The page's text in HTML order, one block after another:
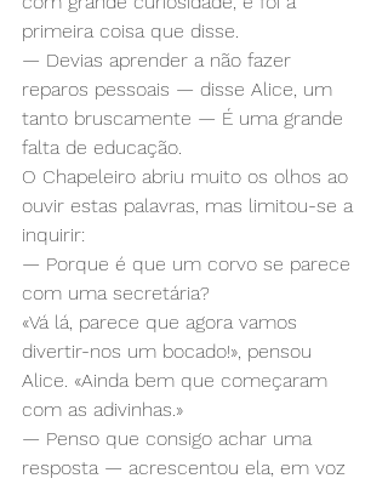
primeira coisa que disse.
— Devias aprender a não fazer
reparos pessoais — disse Alice, um
tanto bruscamente — É uma grande
falta de educação.
O Chapeleiro abriu muito os olhos ao
ouvir estas palavras, mas limitou-se a
inquirir:
— Porque é que um corvo se parece
com uma secretária?
«Vá lá, parece que agora vamos
divertir-nos um bocado!», pensou
Alice. «Ainda bem que começaram
com as adivinhas.»
— Penso que consigo achar uma
resposta — acrescentou ela, em voz